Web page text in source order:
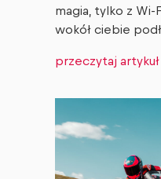
magia, tylko z Wi-
wokół ciebie
przeczytaj artykuł